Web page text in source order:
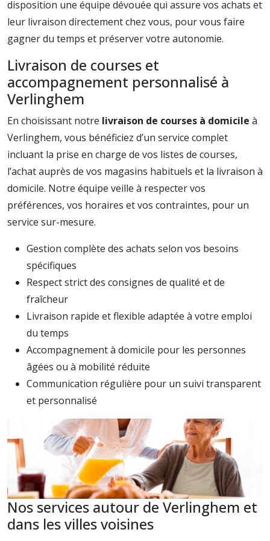
disposition une équipe dévouée qui assure vos achats et
leur livraison directement chez vous, pour vous faire
gagner du temps et préserver votre autonomie.
Livraison de courses et
accompagnement personnalisé à
Verlinghem
En choisissant notre livraison de courses à domicile à
Verlinghem, vous bénéficiez d’un service complet
incluant la prise en charge de vos listes de courses,
l’achat auprès de vos magasins habituels et la livraison à
domicile. Notre équipe veille à respecter vos
préférences, vos horaires et vos contraintes, pour un
service sur-mesure.
Gestion complète des achats selon vos besoins
spécifiques
Respect strict des consignes de qualité et de
fraîcheur
Livraison rapide et flexible adaptée à votre emploi
du temps
Accompagnement à domicile pour les personnes
âgées ou à mobilité réduite
Communication régulière pour un suivi transparent
et personnalisé
Nos services autour de Verlinghem et
dans les villes voisines